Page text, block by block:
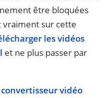
être bloquées
vraiment sur cette
les vidéos
et ne plus passer par
vidéo